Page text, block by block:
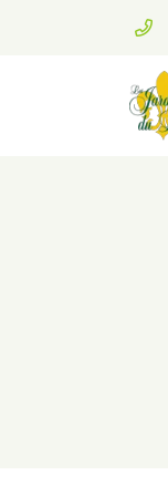
78610 Auffargis
09 74 56 16 68